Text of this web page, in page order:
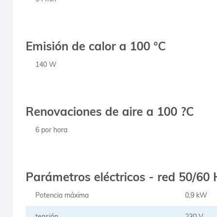
Emisión de calor a 100 °C
140 W
Renovaciones de aire a 100 ?C
6 por hora
Parámetros eléctricos - red 50/60
Potencia máxima 0,9 kW